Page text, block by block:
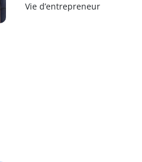
Vie d’entrepreneur